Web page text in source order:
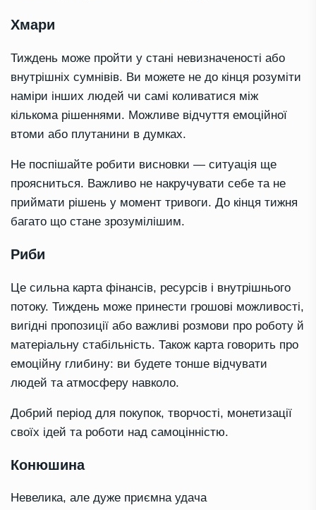
Хмари
Тиждень може пройти у стані невизначеності або
внутрішніх сумнівів. Ви можете не до кінця розуміти
наміри інших людей чи самі коливатися між
кількома рішеннями. Можливе відчуття емоційної
втоми або плутанини в думках.
Не поспішайте робити висновки — ситуація ще
проясниться. Важливо не накручувати себе та не
приймати рішень у момент тривоги. До кінця тижня
багато що стане зрозумілішим.
Риби
Це сильна карта фінансів, ресурсів і внутрішнього
потоку. Тиждень може принести грошові можливості,
вигідні пропозиції або важливі розмови про роботу й
матеріальну стабільність. Також карта говорить про
емоційну глибину: ви будете тонше відчувати
людей та атмосферу навколо.
Добрий період для покупок, творчості, монетизації
своїх ідей та роботи над самоцінністю.
Конюшина
Невелика, але дуже приємна удача